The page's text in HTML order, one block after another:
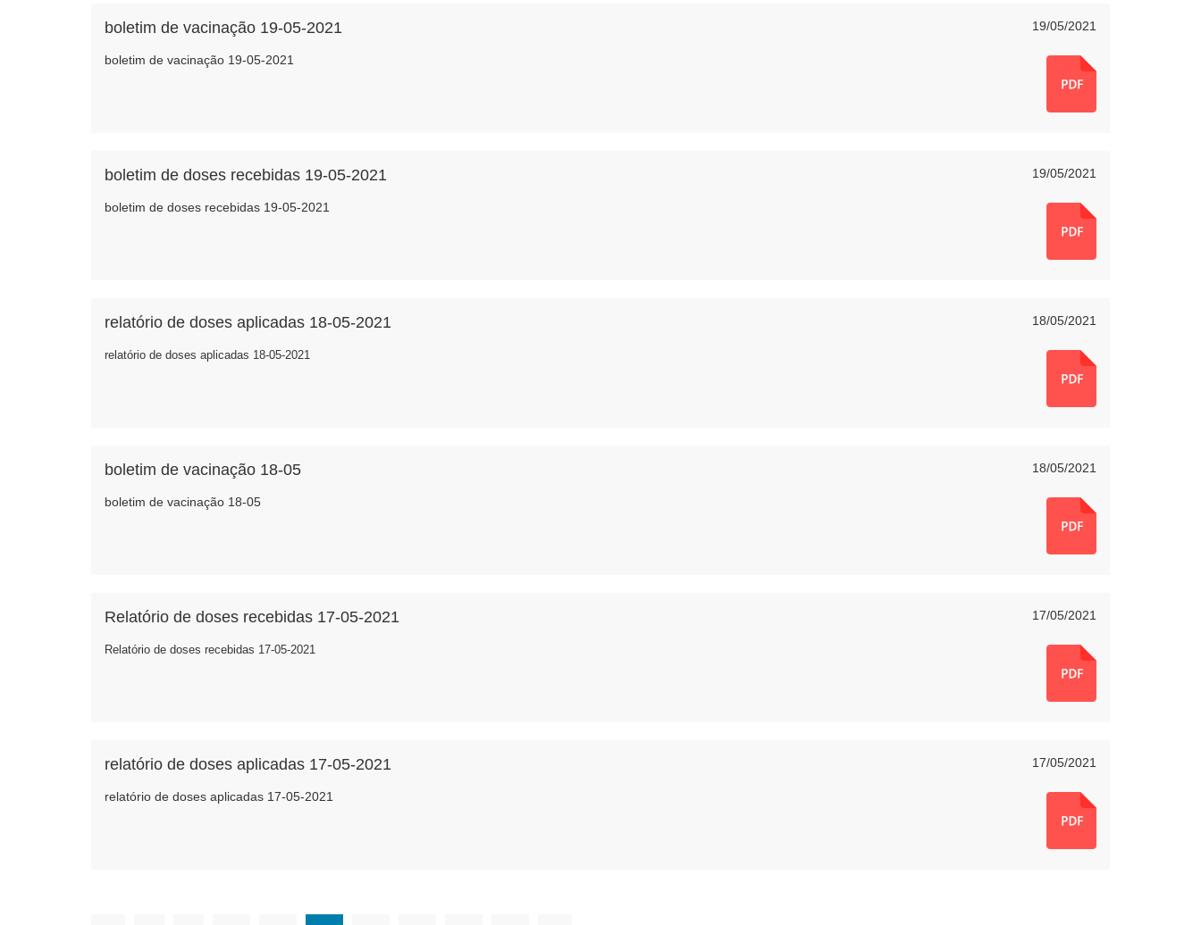
19/05/2021
boletim de vacinação 19-05-2021
boletim de vacinação 19-05-2021
19/05/2021
boletim de doses recebidas 19-05-2021
boletim de doses recebidas 19-05-2021
18/05/2021
relatório de doses aplicadas 18-05-2021
relatório de doses aplicadas 18-05-2021
18/05/2021
boletim de vacinação 18-05
boletim de vacinação 18-05
17/05/2021
Relatório de doses recebidas 17-05-2021
Relatório de doses recebidas 17-05-2021
17/05/2021
relatório de doses aplicadas 17-05-2021
relatório de doses aplicadas 17-05-2021